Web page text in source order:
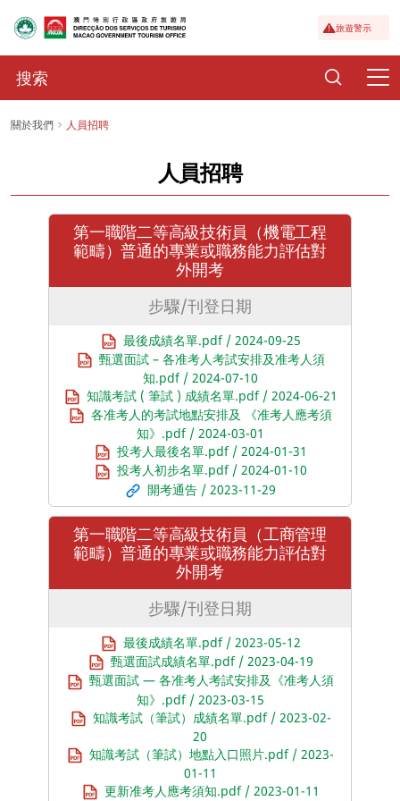
旅遊警示
關於我們 人員招聘
人員招聘
第一職階二等高級技術員（機電工程
範疇）普通的專業或職務能力評估對
外開考
步驟/刊登日期
最後成績名單.pdf / 2024-09-25
甄選面試 – 各准考人考試安排及准考人須
知.pdf / 2024-07-10
知識考試 ( 筆試 ) 成績名單.pdf / 2024-06-21
各准考人的考試地點安排及 《准考人應考須
知》.pdf / 2024-03-01
投考人最後名單.pdf / 2024-01-31
投考人初步名單.pdf / 2024-01-10
開考通告 / 2023-11-29
第一職階二等高級技術員（工商管理
範疇）普通的專業或職務能力評估對
外開考
步驟/刊登日期
最後成績名單.pdf / 2023-05-12
甄選面試成績名單.pdf / 2023-04-19
甄選面試 — 各准考人考試安排及《准考人須
知》.pdf / 2023-03-15
知識考試（筆試）成績名單.pdf / 2023-02-
20
知識考試（筆試）地點入口照片.pdf / 2023-
01-11
更新准考人應考須知.pdf / 2023-01-11